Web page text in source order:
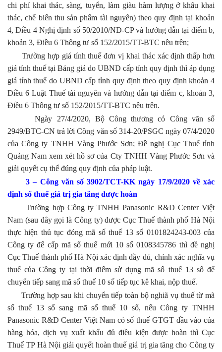
chi phí khai thác, sàng, tuyển, làm giàu hàm lượng ở khâu khai
thác, chế biến thu sản phẩm tài nguyên) theo quy định tại khoản
4, Điều 4 Nghị định số 50/2010/NĐ-CP và hướng dẫn tại điểm b,
khoản 3, Điều 6 Thông tư số 152/2015/TT-BTC nêu trên;
Trường hợp giá tính thuế đơn vị khai thác xác định thấp hơn
giá tính thuế tại Bảng giá do UBND cấp tỉnh quy định thì áp dụng
giá tính thuế do UBND cấp tỉnh quy định theo quy định khoản 4
Điều 6 Luật Thuế tài nguyên và hướng dẫn tại điểm c, khoản 3,
Điều 6 Thông tư số 152/2015/TT-BTC nêu trên.
Ngày 27/4/2020, Bộ Công thương có Công văn số
2949/BTC-CN trả lời Công văn số 314-20/PSGC ngày 07/4/2020
của Công ty TNHH Vàng Phước Sơn; Đề nghị Cục Thuế tỉnh
Quảng Nam xem xét hồ sơ của Cty TNHH Vàng Phước Sơn và
giải quyết cụ thể đúng quy định của pháp luật.
3 – Công văn số 3902/TCT-KK ngày 17/9/2020 về xác
định số thuế giá trị gia tăng dược hoàn
Trường hợp Công ty TNHH Panasonic R&D Center Việt
Nam (sau đây gọi là Công ty) được Cục Thuế thành phố Hà Nội
thực hiện thủ tục đóng mã số thuế 13 số 0101824243-003 của
Công ty để cấp mã số thuế mới 10 số 0108345786 thì đề nghị
Cục Thuế thành phố Hà Nội xác định đầy đủ, chính xác nghĩa vụ
thuế của Công ty tại thời điểm sử dụng mã số thuế 13 số để
chuyển tiếp sang mã số thuế 10 số tiếp tục kê khai, nộp thuế.
Trường hợp sau khi chuyển tiếp toàn bộ nghiã vụ thuế từ mã
số thuế 13 số sang mã số thuế 10 số, nếu Công ty TNHH
Panasonic R&D Center Việt Nam có số thuế GTGT đầu vào của
hàng hóa, dịch vụ xuất khẩu đủ điều kiện được hoàn thì Cục
Thuế TP Hà Nội giải quyết hoàn thuế giá trị gia tăng cho Công ty